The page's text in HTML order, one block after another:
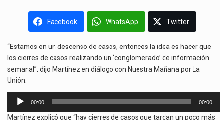
Facebook WhatsApp Twitter
“Estamos en un descenso de casos, entonces la idea es hacer que
los cierres de casos realizando un ‘conglomerado’ de información
semanal”, dijo Martínez en diálogo con Nuestra Mañana por La
Unión.
Reproductor
00:00 00:00
Martínez explicó que “hay cierres de casos que tardan un poco más